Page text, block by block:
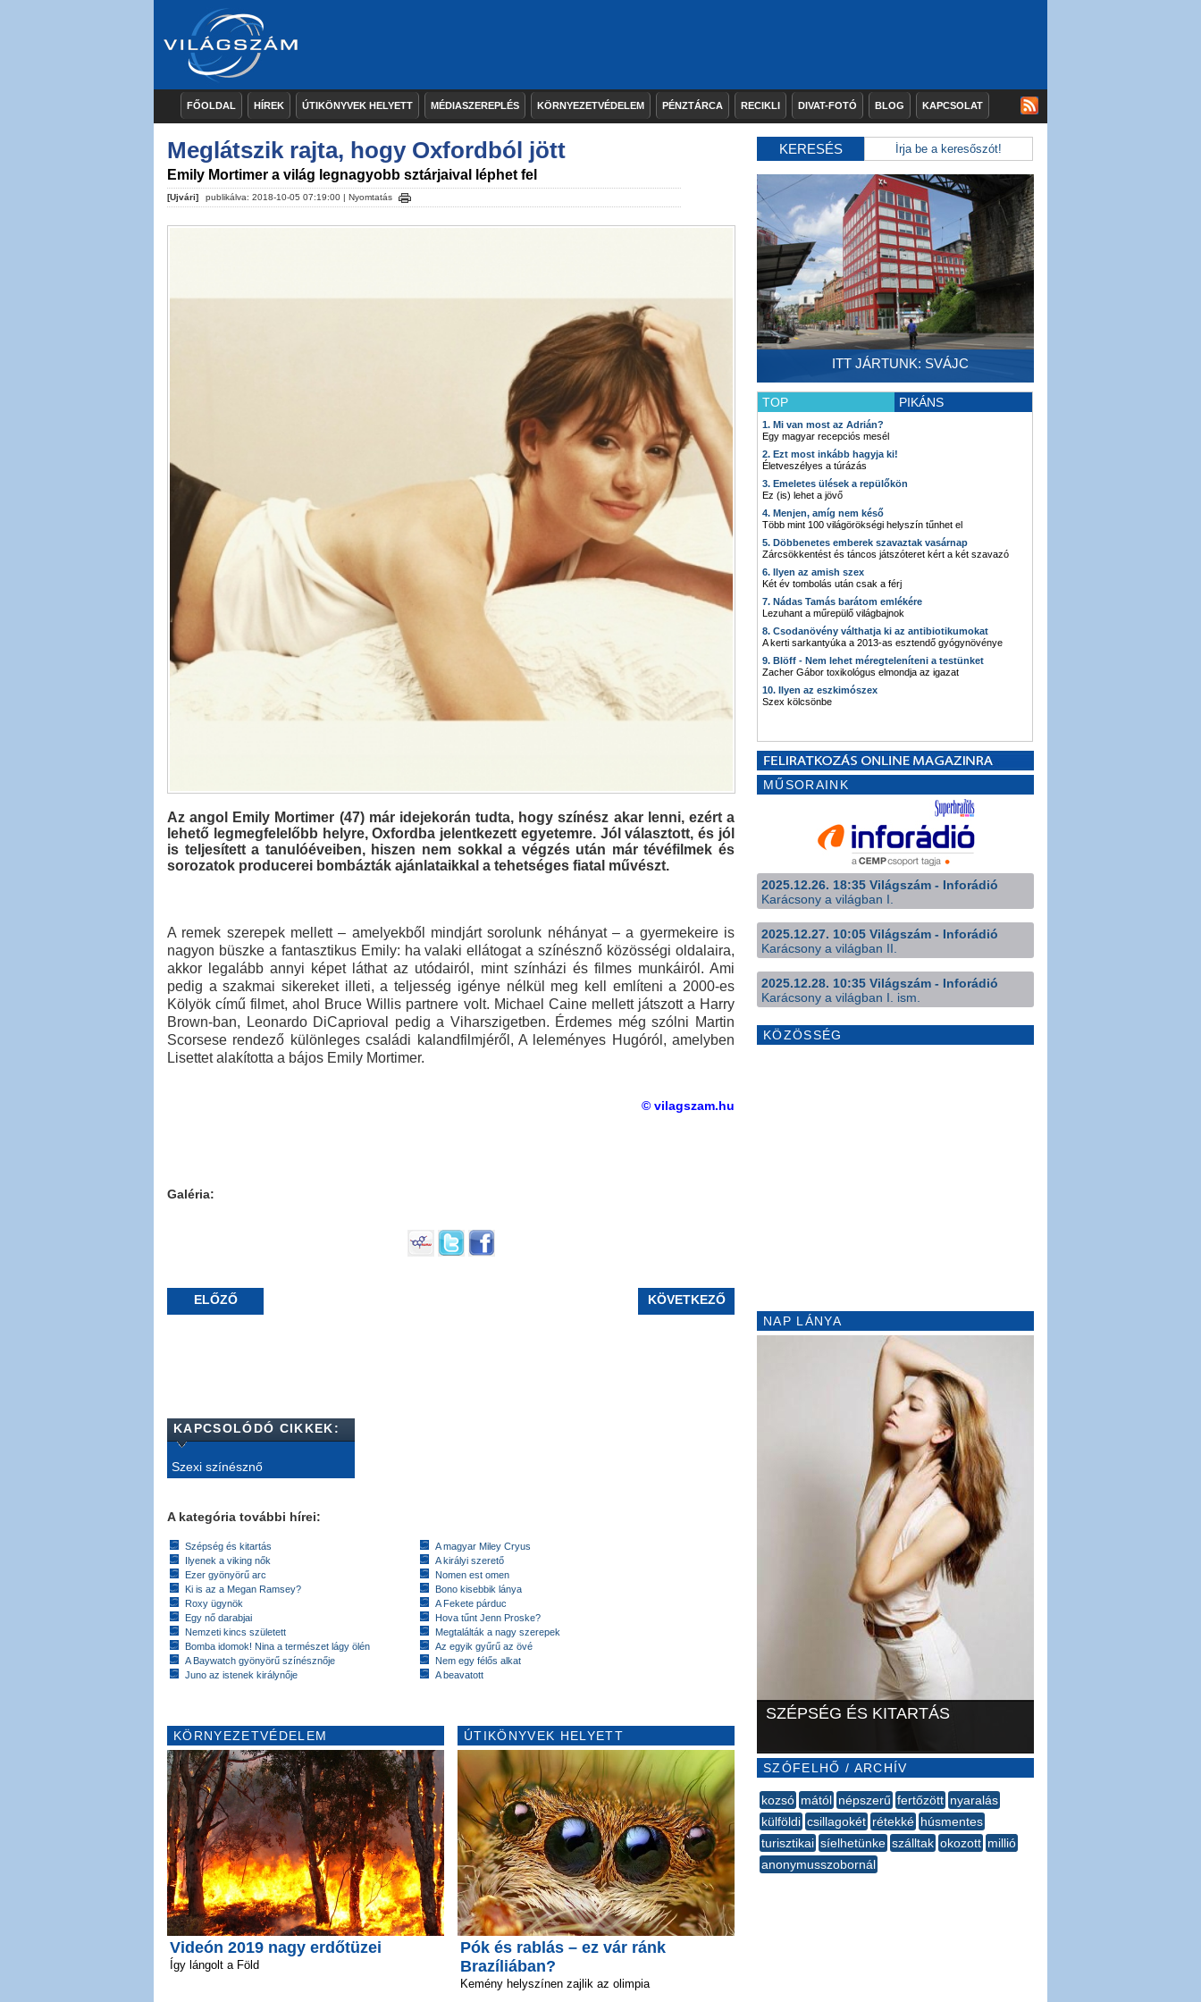
FŐOLDAL HÍREK ÚTIKÖNYVEK HELYETT MÉDIASZEREPLÉS KÖRNYEZETVÉDELEM PÉNZTÁRCA RECIKLI DIVAT-FOTÓ BLOG KAPCSOLAT
Meglátszik rajta, hogy Oxfordból jött
Emily Mortimer a világ legnagyobb sztárjaival léphet fel
[Ujvári] publikálva: 2018-10-05 07:19:00 | Nyomtatás
Az angol Emily Mortimer (47) már idejekorán tudta, hogy színész akar lenni, ezért a
lehető legmegfelelőbb helyre, Oxfordba jelentkezett egyetemre. Jól választott, és jól
is teljesített a tanulóéveiben, hiszen nem sokkal a végzés után már tévéfilmek és
sorozatok producerei bombázták ajánlataikkal a tehetséges fiatal művészt.
A remek szerepek mellett – amelyekből mindjárt sorolunk néhányat – a gyermekeire is
nagyon büszke a fantasztikus Emily: ha valaki ellátogat a színésznő közösségi oldalaira,
akkor legalább annyi képet láthat az utódairól, mint színházi és filmes munkáiról. Ami
pedig a szakmai sikereket illeti, a teljesség igénye nélkül meg kell említeni a 2000-es
Kölyök című filmet, ahol Bruce Willis partnere volt. Michael Caine mellett játszott a Harry
Brown-ban, Leonardo DiCaprioval pedig a Viharszigetben. Érdemes még szólni Martin
Scorsese rendező különleges családi kalandfilmjéről, A leleményes Hugóról, amelyben
Lisettet alakította a bájos Emily Mortimer.
© vilagszam.hu
Galéria:
ELŐZŐ KÖVETKEZŐ
KAPCSOLÓDÓ CIKKEK:
Szexi színésznő
A kategória további hírei:
Szépség és kitartás
Ilyenek a viking nők
Ezer gyönyörű arc
Ki is az a Megan Ramsey?
Roxy ügynök
Egy nő darabjai
Nemzeti kincs született
Bomba idomok! Nina a természet lágy ölén
A Baywatch gyönyörű színésznője
Juno az istenek királynője
A magyar Miley Cryus
A királyi szerető
Nomen est omen
Bono kisebbik lánya
A Fekete párduc
Hova tűnt Jenn Proske?
Megtalálták a nagy szerepek
Az egyik gyűrű az övé
Nem egy félős alkat
A beavatott
KÖRNYEZETVÉDELEM
Videón 2019 nagy erdőtüzei
Így lángolt a Föld
ÚTIKÖNYVEK HELYETT
Pók és rablás – ez vár ránk
Brazíliában?
Kemény helyszínen zajlik az olimpia
KERESÉS
ITT JÁRTUNK: SVÁJC
TOP PIKÁNS
1. Mi van most az Adrián?
Egy magyar recepciós mesél
2. Ezt most inkább hagyja ki!
Életveszélyes a túrázás
3. Emeletes ülések a repülőkön
Ez (is) lehet a jövő
4. Menjen, amíg nem késő
Több mint 100 világörökségi helyszín tűnhet el
5. Döbbenetes emberek szavaztak vasárnap
Zárcsökkentést és táncos játszóteret kért a két szavazó
6. Ilyen az amish szex
Két év tombolás után csak a férj
7. Nádas Tamás barátom emlékére
Lezuhant a műrepülő világbajnok
8. Csodanövény válthatja ki az antibiotikumokat
A kerti sarkantyúka a 2013-as esztendő gyógynövénye
9. Blöff - Nem lehet méregteleníteni a testünket
Zacher Gábor toxikológus elmondja az igazat
10. Ilyen az eszkimószex
Szex kölcsönbe
MŰSORAINK
2025.12.26. 18:35 Világszám - Inforádió
Karácsony a világban I.
2025.12.27. 10:05 Világszám - Inforádió
Karácsony a világban II.
2025.12.28. 10:35 Világszám - Inforádió
Karácsony a világban I. ism.
KÖZÖSSÉG
NAP LÁNYA
SZÉPSÉG ÉS KITARTÁS
SZÓFELHŐ / ARCHÍV
kozsó mától népszerű fertőzött nyaralás
külföldi csillagokét rétekké húsmentes
turisztikai síelhetünke szálltak okozott millió
anonymusszobornál